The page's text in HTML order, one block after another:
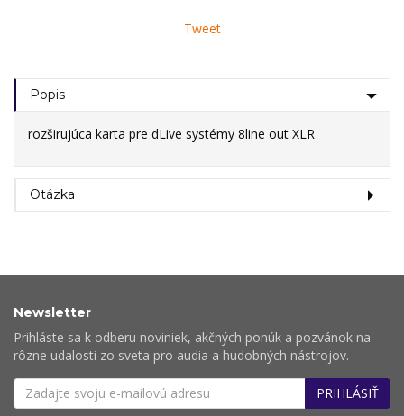
Tweet
Popis
rozširujúca karta pre dLive systémy 8line out XLR
Otázka
Newsletter
Prihláste sa k odberu noviniek, akčných ponúk a pozvánok na
rôzne udalosti zo sveta pro audia a hudobných nástrojov.
PRIHLÁSIŤ